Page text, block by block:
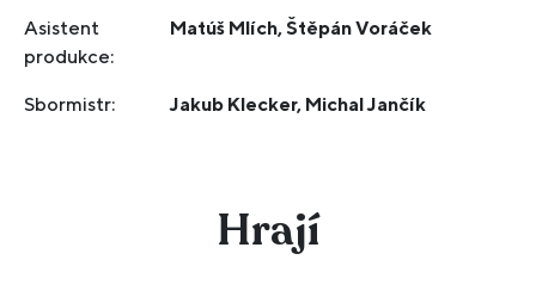
Asistent
produkce:
Matúš Mlích, Štěpán Voráček
Sbormistr: Jakub Klecker, Michal Jančík
Hrají